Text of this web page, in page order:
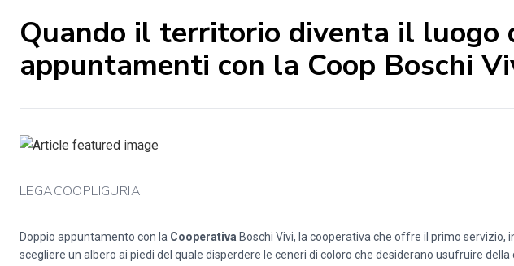
Quando il territorio diventa il luogo
appuntamenti con la Coop Boschi
LEGACOOPLIGURIA
Doppio appuntamento con la Cooperativa Boschi Vivi, la cooperativa che offre il primo
scegliere un albero ai piedi del quale disperdere le ceneri di coloro che desiderano usufruire